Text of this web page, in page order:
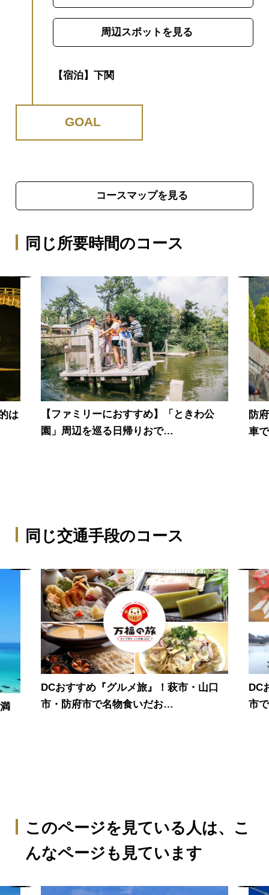
重な景色です。また、関門橋は高速道路と
なっているので徒歩では渡れませんが、九
州側に設置された「めかりPA」は歩いて訪
と架かる関門橋の美しい姿を間近で楽しめ
周辺スポットを見る
【宿泊】下関
GOAL
コースマップを見る
同じ所要時間のコース
は
【ファミリーにおすすめ】「ときわ公
園」周辺を巡る日帰りおで…
防
車
同じ交通手段のコース
DCおすすめ『グルメ旅』！萩市・山口
市・防府市で名物食いだお…
DC
市
このページを見ている人は、 こ
んなページも見ています